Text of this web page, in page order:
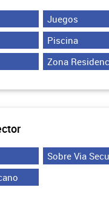
Juegos
Piscina
Zona
Sobre Via